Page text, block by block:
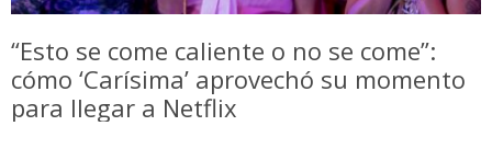
“Esto se come caliente o no se come”:
cómo ‘Carísima’ aprovechó su momento
para llegar a Netflix